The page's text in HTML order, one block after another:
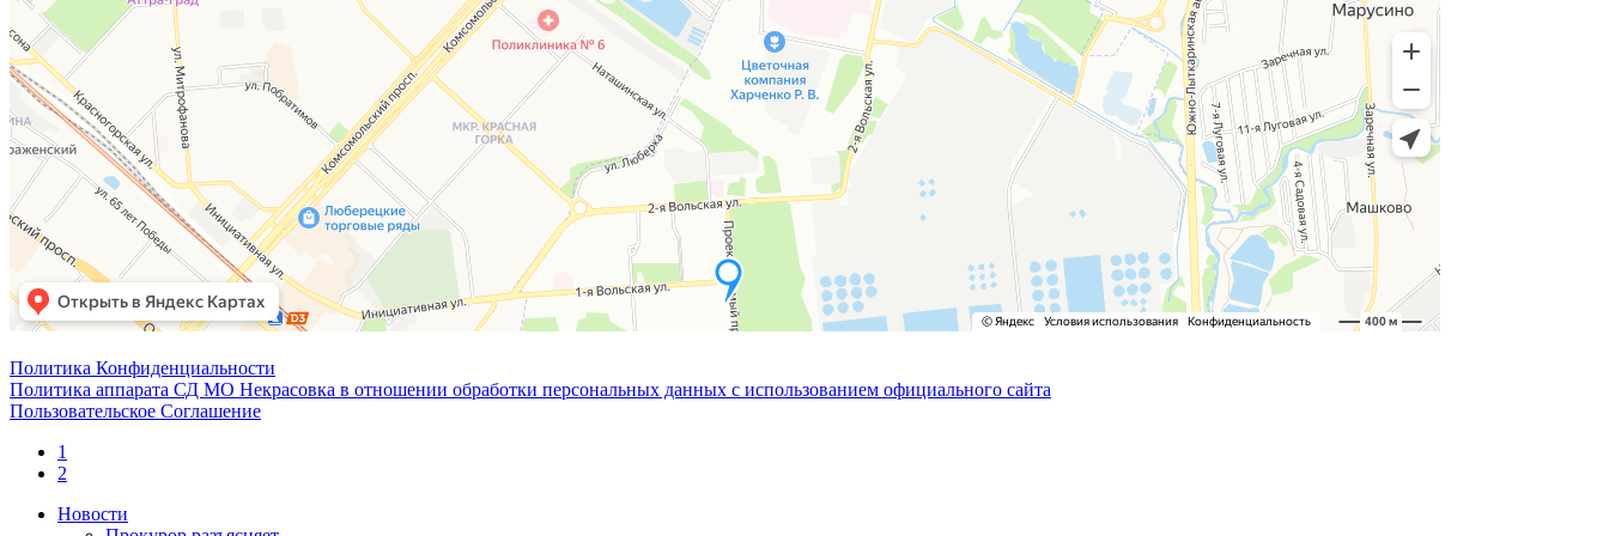
Политика Конфиденциальности
Политика аппарата СД МО Некрасовка в отношении обработки персональных данных с использованием официального сайта
Пользовательское Соглашение
1
2
Новости